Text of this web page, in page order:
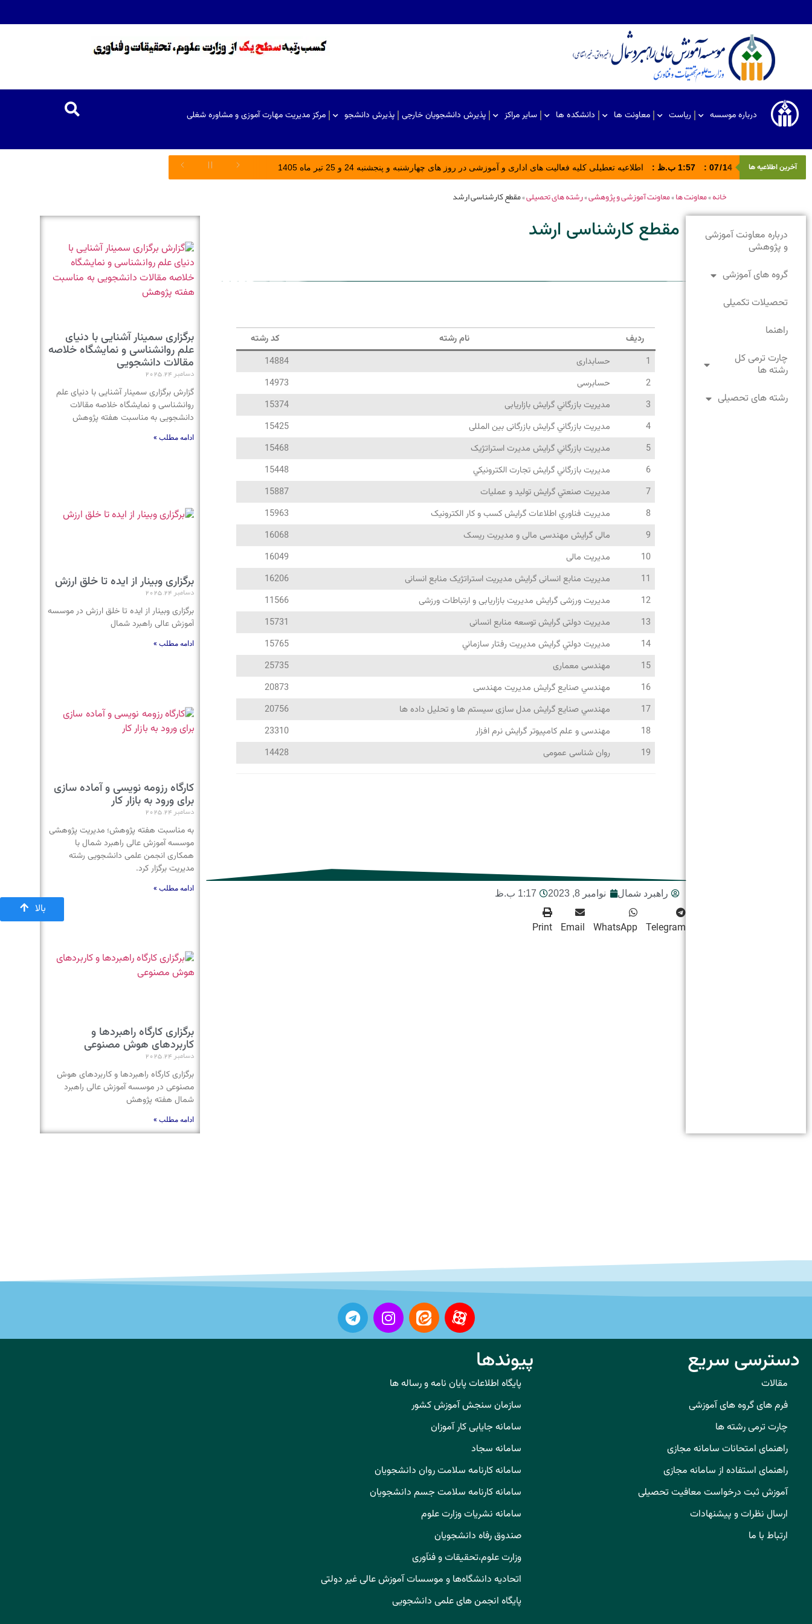
درباره موسسه ریاست معاونت ها دانشکده ها سایر مراکز پذیرش دانشجویان خارجی پذیرش دانشجو مرکز مدیریت مهارت آموزی و مشاوره شغلی
آخرین اطلاعیه ها 14
/
07
: 1:57 ب.ظ : اطلاعیه تعطیلی کلیه فعالیت های اداری و آموزشی در روز های چهارشنبه و پنجشنبه 24 و 25 تیر ماه 1405
خانه»معاونت ها»معاونت آموزشی و پژوهشی»رشته های تحصیلی»مقطع کارشناسی ارشد
درباره معاونت آموزشی
و پژوهشی
گروه های آموزشی
تحصیلات تکمیلی
راهنما
چارت ترمی کل
رشته ها
رشته های تحصیلی
مقطع کارشناسی ارشد
ردیف نام رشته
کد رشته
1
حسابداری
14884
2
حسابرسی
14973
3
مديريت بازرگاني گرایش بازاریابی
15374
4
مديريت بازرگاني گرایش بازرگانی بین المللی
15425
5
مديريت بازرگاني گرایش مدیرت استراتژیک
15468
6
مديريت بازرگاني گرايش تجارت الكترونيكي
15448
7
مديريت صنعتي گرایش تولید و عملیات
15887
8
مديريت فناوري اطلاعات گرایش کسب و کار الکترونیک
15963
9
مالی گرایش مهندسی مالی و مدیریت ریسک
16068
10
مدیریت مالی
16049
11
مدیریت منابع انسانی گرایش مدیریت استراتژیک منابع انسانی
16206
12
مدیریت ورزشی گرایش مدیریت بازاریابی و ارتباطات ورزشی
11566
13
مدیریت دولتی گرایش توسعه منابع انسانی
15731
14
مديريت دولتي گرايش مديريت رفتار سازماني
15765
15
مهندسی معماری
25735
16
مهندسي صنايع گرایش مدیریت مهندسی
20873
17
مهندسي صنايع گرایش مدل سازی سیستم ها و تحلیل داده ها
20756
18
مهندسی و علم کامپیوتر گرایش نرم افزار
23310
19
روان شناسی عمومی 14428
راهبرد شمال نوامبر 8, 2023 1:17 ب.ظ
Telegram
WhatsApp
Email
Print
برگزاری سمینار آشنایی با دنیای
علم روانشناسی و نمایشگاه خلاصه
مقالات دانشجویی
دسامبر 24, 2025
گزارش برگزاری سمینار آشنایی با دنیای علم
روانشناسی و نمایشگاه خلاصه مقالات
دانشجویی به مناسبت هفته پژوهش
ادامه مطلب »
برگزاری وبینار از ایده تا خلق ارزش
دسامبر 24, 2025
برگزاری وبینار از ایده تا خلق ارزش در موسسه
آموزش عالی راهبرد شمال
ادامه مطلب »
کارگاه رزومه نویسی و آماده سازی
برای ورود به بازار کار
دسامبر 24, 2025
به مناسبت هفته پژوهش؛ مدیریت پژوهشی
موسسه آموزش عالی راهبرد شمال با
همکاری انجمن علمی دانشجویی رشته
مدیریت برگزار کرد.
ادامه مطلب »
برگزاری کارگاه راهبردها و
کاربردهای هوش مصنوعی
دسامبر 24, 2025
برگزاری کارگاه راهبردها و کاربردهای هوش
مصنوعی در موسسه آموزش عالی راهبرد
شمال هفته پژوهش
ادامه مطلب »
دسترسی سریع
مقالات
فرم های گروه های آموزشی
چارت ترمی رشته ها
راهنمای امتحانات سامانه مجازی
راهنمای استفاده از سامانه مجازی
آموزش ثبت درخواست معافیت تحصیلی
ارسال نظرات و پیشنهادات
ارتباط با ما
پیوندها
پایگاه اطلاعات پایان نامه و رساله ها
سازمان سنجش آموزش کشور
سامانه جایابی کار آموزان
سامانه سجاد
سامانه کارنامه سلامت روان دانشجویان
سامانه کارنامه سلامت جسم دانشجویان
سامانه نشریات وزارت علوم
صندوق رفاه دانشجویان
وزارت علوم،تحقیقات و فنآوری
اتحادیه دانشگاه‌ها و موسسات آموزش عالی غیر دولتی
پایگاه انجمن های علمی دانشجویی
بالا